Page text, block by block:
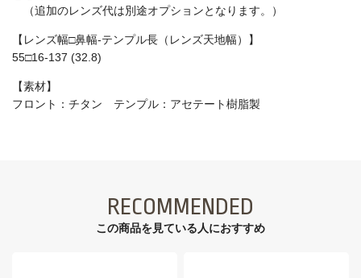
（追加のレンズ代は別途オプションとなります。）
【レンズ幅□鼻幅-テンプル長（レンズ天地幅）】
55□16-137 (32.8)
【素材】
フロント：チタン テンプル：アセテート樹脂製
RECOMMENDED
この商品を見ている⼈におすすめ